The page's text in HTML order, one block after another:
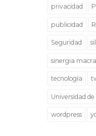
privacidad
publicidad
Seguridad
sinergia
tecnología
Universidad
wordpress